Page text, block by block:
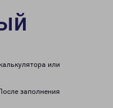
или
заполнения